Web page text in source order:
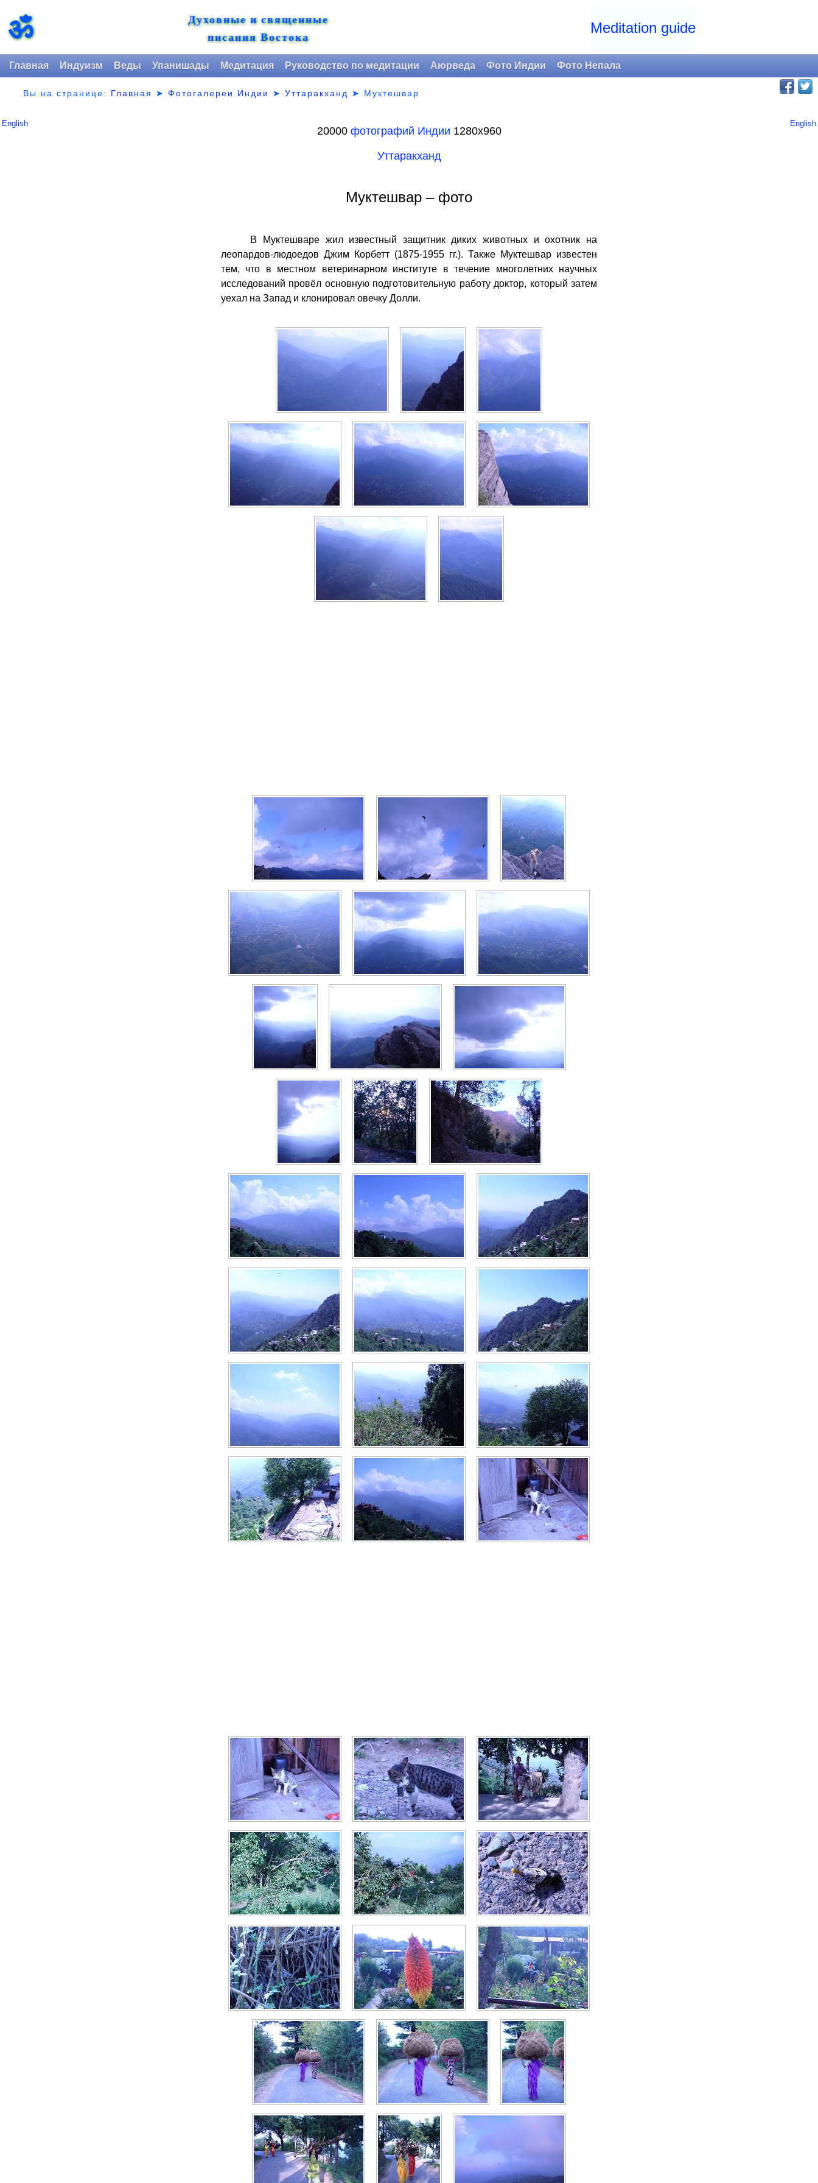
ॐ
Духовные и священные
писания Востока
Meditation guide
Главная Индуизм Веды Упанишады Медитация Руководство по медитации Аюрведа Фото Индии Фото Непала
Вы на странице: Главная ➤Фотогалереи Индии ➤Уттаракханд ➤ Муктешвар
English English
20000 фотографий Индии 1280х960
Уттаракханд
Муктешвар – фото
В Муктешваре жил известный защитник диких животных и охотник на
леопардов-людоедов Джим Корбетт (1875-1955 гг.). Также Муктешвар известен
тем, что в местном ветеринарном институте в течение многолетних научных
исследований провёл основную подготовительную работу доктор, который затем
уехал на Запад и клонировал овечку Долли.